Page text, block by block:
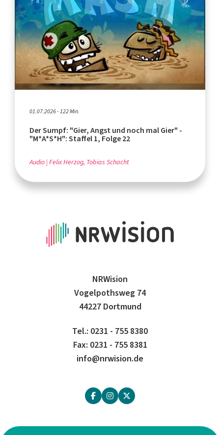
01.07.2026 - 122 Min.
Der Sumpf: "Gier, Angst und noch mal Gier" -
"M*A*S*H": Staffel 1, Folge 22
Audio Felix Herzog, Tobias Schacht
NRWision
Vogelpothsweg 74
44227 Dortmund
Tel.: 0231 - 755 8380
Fax: 0231 - 755 8381
info@nrwision.de